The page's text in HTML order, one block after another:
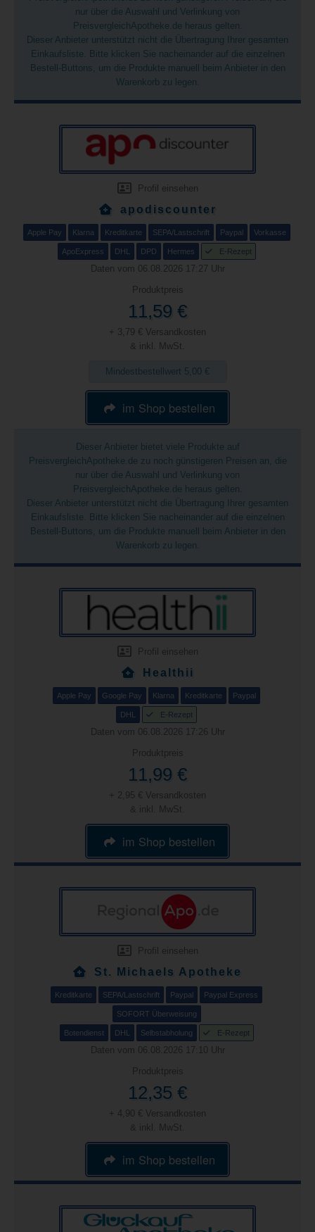
nur über die Auswahl und Verlinkung von
PreisvergleichApotheke.de heraus gelten.
Dieser Anbieter unterstützt nicht die Übertragung Ihrer gesamten
Einkaufsliste. Bitte klicken Sie nacheinander auf die einzelnen
Bestell-Buttons, um die Produkte manuell beim Anbieter in den
Warenkorb zu legen.
Profil einsehen
apodiscounter
Apple Pay Klarna Kreditkarte SEPA/Lastschrift Paypal Vorkasse
ApoExpress DHL DPD Hermes E-Rezept
Daten vom 06.08.2026 17:27 Uhr
Produktpreis
11,59 €
+ 3,79 € Versandkosten
& inkl. MwSt.
Mindestbestellwert 5,00 €
im Shop bestellen
Dieser Anbieter bietet viele Produkte auf
PreisvergleichApotheke.de zu noch günstigeren Preisen an, die
nur über die Auswahl und Verlinkung von
PreisvergleichApotheke.de heraus gelten.
Dieser Anbieter unterstützt nicht die Übertragung Ihrer gesamten
Einkaufsliste. Bitte klicken Sie nacheinander auf die einzelnen
Bestell-Buttons, um die Produkte manuell beim Anbieter in den
Warenkorb zu legen.
Profil einsehen
Healthii
Apple Pay Google Pay Klarna Kreditkarte Paypal
DHL E-Rezept
Daten vom 06.08.2026 17:26 Uhr
Produktpreis
11,99 €
+ 2,95 € Versandkosten
& inkl. MwSt.
im Shop bestellen
Profil einsehen
St. Michaels Apotheke
Kreditkarte SEPA/Lastschrift Paypal Paypal Express
SOFORT Überweisung
Botendienst DHL Selbstabholung E-Rezept
Daten vom 06.08.2026 17:10 Uhr
Produktpreis
12,35 €
+ 4,90 € Versandkosten
& inkl. MwSt.
im Shop bestellen